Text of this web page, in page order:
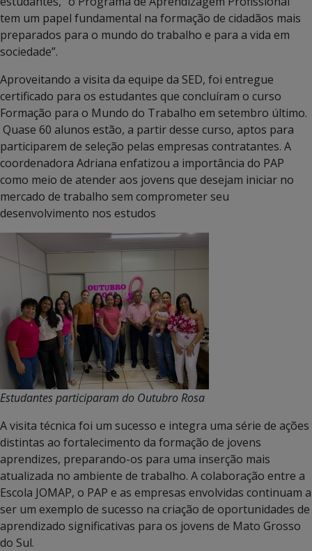
tem um papel fundamental na formação de cidadãos mais
preparados para o mundo do trabalho e para a vida em
sociedade”.
Aproveitando a visita da equipe da SED, foi entregue
certificado para os estudantes que concluíram o curso
Formação para o Mundo do Trabalho em setembro último.
Quase 60 alunos estão, a partir desse curso, aptos para
participarem de seleção pelas empresas contratantes. A
coordenadora Adriana enfatizou a importância do PAP
como meio de atender aos jovens que desejam iniciar no
mercado de trabalho sem comprometer seu
desenvolvimento nos estudos
Estudantes participaram do Outubro Rosa
A visita técnica foi um sucesso e integra uma série de ações
distintas ao fortalecimento da formação de jovens
aprendizes, preparando-os para uma inserção mais
atualizada no ambiente de trabalho. A colaboração entre a
Escola JOMAP, o PAP e as empresas envolvidas continuam a
ser um exemplo de sucesso na criação de oportunidades de
aprendizado significativas para os jovens de Mato Grosso
do Sul.